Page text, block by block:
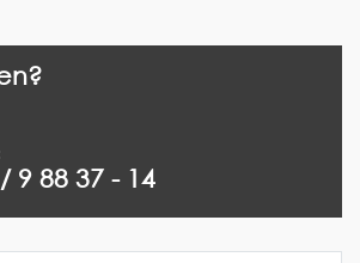
9 88 37 - 14